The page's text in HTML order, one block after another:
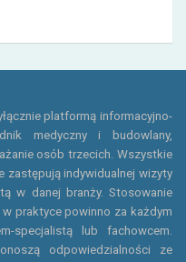
platformą informacyjno-
medyczny i budowlany,
osób trzecich. Wszystkie
zastępują indywidualnej wizyty
w danej branży. Stosowanie
praktyce powinno za każdym
specjalistą lub fachowcem.
odpowiedzialności ze